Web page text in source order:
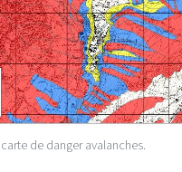
de danger avalanches.